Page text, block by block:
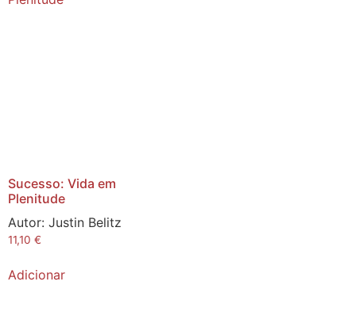
Sucesso: Vida em
Plenitude
Autor: Justin Belitz
11,10 €
Adicionar